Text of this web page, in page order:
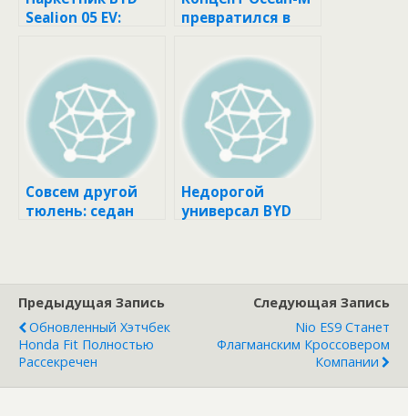
Sealion 05 EV:
изображения
превратился в
Совсем другой
тюлень: седан
Недорогой
универсал BYD
Предыдущая Запись
Обновленный Хэтчбек
Honda Fit Полностью
Рассекречен
Следующая Запись
Nio ES9 Станет
Флагманским Кроссовером
Компании